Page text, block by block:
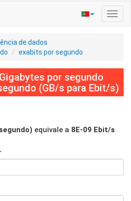
de dados
exabits por segundo
por segundo
(GB/s para Ebit/s)
equivale a 8E-09 Ebit/s